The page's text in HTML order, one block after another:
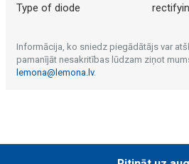
Type of diode
Informācija, ko sniedz piegādātājs var
pamanījāt nesakritības lūdzam ziņot
lemona@lemona.lv.